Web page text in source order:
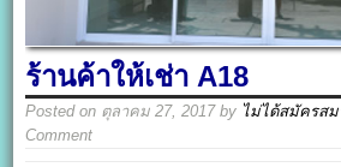
ร้านค้าให้เช่า A18
Posted on ตุลาคม 27, 2017by ไม่ได้สมัครส
Comment